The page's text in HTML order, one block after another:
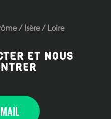
/Isère/Loire
ET NOUS